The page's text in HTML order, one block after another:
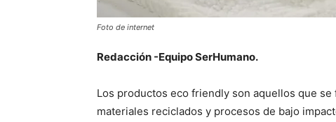
Foto de internet
Redacción -Equipo SerHumano.
Los productos eco friendly son aquellos que
materiales reciclados y procesos de bajo